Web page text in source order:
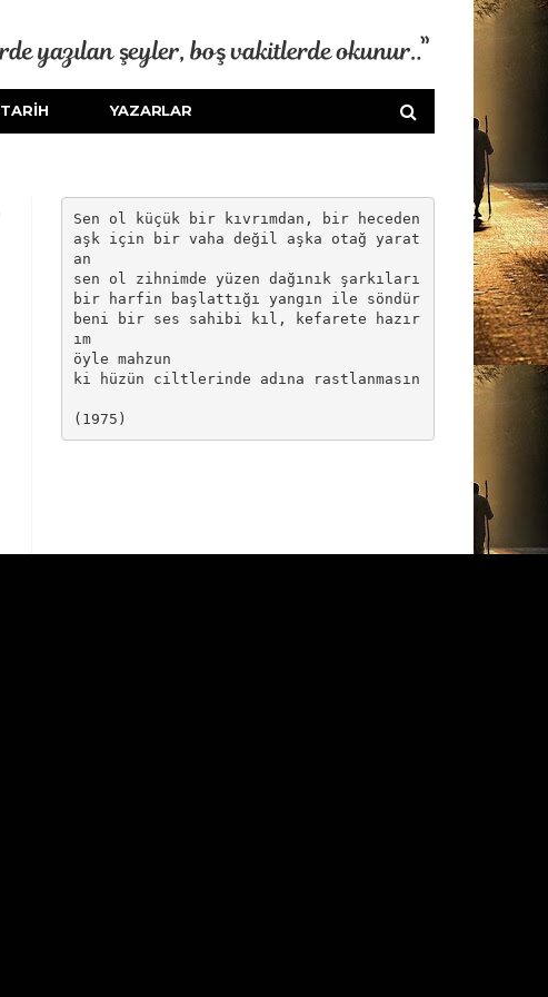
TARİH YAZARLAR
Sen ol küçük bir kıvrımdan, bir heceden
aşk için bir vaha değil aşka otağ yarat
an
sen ol zihnimde yüzen dağınık şarkıları
bir harfin başlattığı yangın ile söndür
beni bir ses sahibi kıl, kefarete hazır
ım
öyle mahzun
ki hüzün ciltlerinde adına rastlanmasın
(1975)